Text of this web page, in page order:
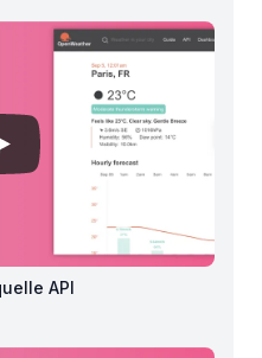
details forSe connecter
API